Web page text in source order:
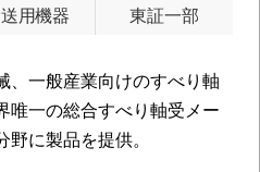
用機器 東証一部
、一般産業向けのすべり軸
唯一の総合すべり軸受メー
野に製品を提供。